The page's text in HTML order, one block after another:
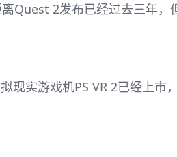
Quest 2发布已经过去三年，
实游戏机PS VR 2已经上市